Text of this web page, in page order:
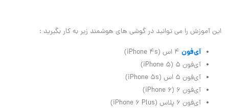
این آموزش را می توانید در گوشی های هوشمند زیر به کار بگیرید :
آی‌فون
آی‌فون ۵ (iPhone 5)
آی‌فون ۵ اس (iPhone 5s)
آی‌فون ۶ (iPhone 6)
آی‌فون ۶ پلاس (iPhone 6 Plus)